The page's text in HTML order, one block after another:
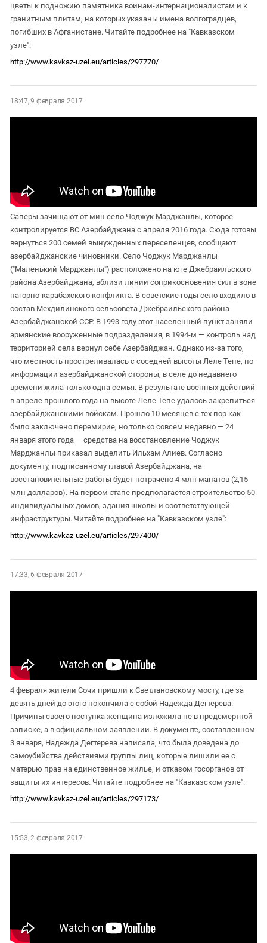
цветы к подножию памятника воинам-интернационалистам и к
гранитным плитам, на которых указаны имена волгоградцев,
погибших в Афганистане. Читайте подробнее на "Кавказском
узле":
http://www.kavkaz-uzel.eu/articles/297770/
18:47, 9 февраля 2017
Саперы зачищают от мин село Чоджук Марджанлы, которое
контролируется ВС Азербайджана с апреля 2016 года. Сюда готовы
вернуться 200 семей вынужденных переселенцев, сообщают
азербайджанские чиновники. Село Чоджук Марджанлы
("Маленький Марджанлы") расположено на юге Джебраильского
района Азербайджана, вблизи линии соприкосновения сил в зоне
нагорно-карабахского конфликта. В советские годы село входило в
состав Мехдилинского сельсовета Джебраильского района
Азербайджанской ССР. В 1993 году этот населенный пункт заняли
армянские вооруженные подразделения, в 1994-м — контроль над
территорией села вернул себе Азербайджан. Однако из-за того,
что местность простреливалась с соседней высоты Леле Тепе, по
информации азербайджанской стороны, в селе до недавнего
времени жила только одна семья. В результате военных действий
в апреле прошлого года на высоте Леле Тепе удалось закрепиться
азербайджанскими войскам. Прошло 10 месяцев с тех пор как
было заключено перемирие, но только совсем недавно — 24
января этого года — средства на восстановление Чоджук
Марджанлы приказал выделить Ильхам Алиев. Согласно
документу, подписанному главой Азербайджана, на
восстановительные работы будет потрачено 4 млн манатов (2,15
млн долларов). На первом этапе предполагается строительство 50
индивидуальных домов, здания школы и соответствующей
инфраструктуры. Читайте подробнее на "Кавказском узле":
http://www.kavkaz-uzel.eu/articles/297400/
17:33, 6 февраля 2017
4 февраля жители Сочи пришли к Светлановскому мосту, где за
девять дней до этого покончила с собой Надежда Дегтерева.
Причины своего поступка женщина изложила не в предсмертной
записке, а в официальном заявлении. В документе, составленном
3 января, Надежда Дегтерева написала, что была доведена до
самоубийства действиями группы лиц, которые лишили ее с
матерью прав на единственное жилье, и отказом госорганов от
защиты их интересов. Читайте подробнее на "Кавказском узле":
http://www.kavkaz-uzel.eu/articles/297173/
15:53, 2 февраля 2017